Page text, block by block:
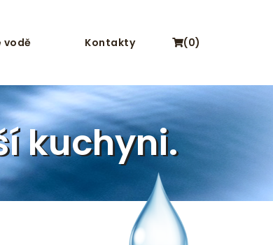
vodě Kontakty (0)
kuchyni.